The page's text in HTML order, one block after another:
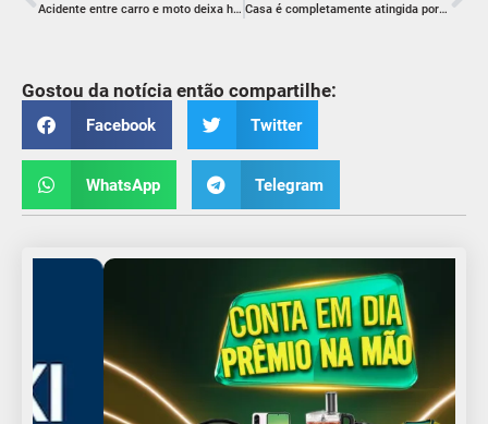
Acidente entre carro e moto deixa homem de 46 anos em estado grave no Balneário Esplanada Casa é completamente atingida por incêndio durante a noite em Criciúma
Gostou da notícia então compartilhe:
Facebook Twitter
WhatsApp Telegram